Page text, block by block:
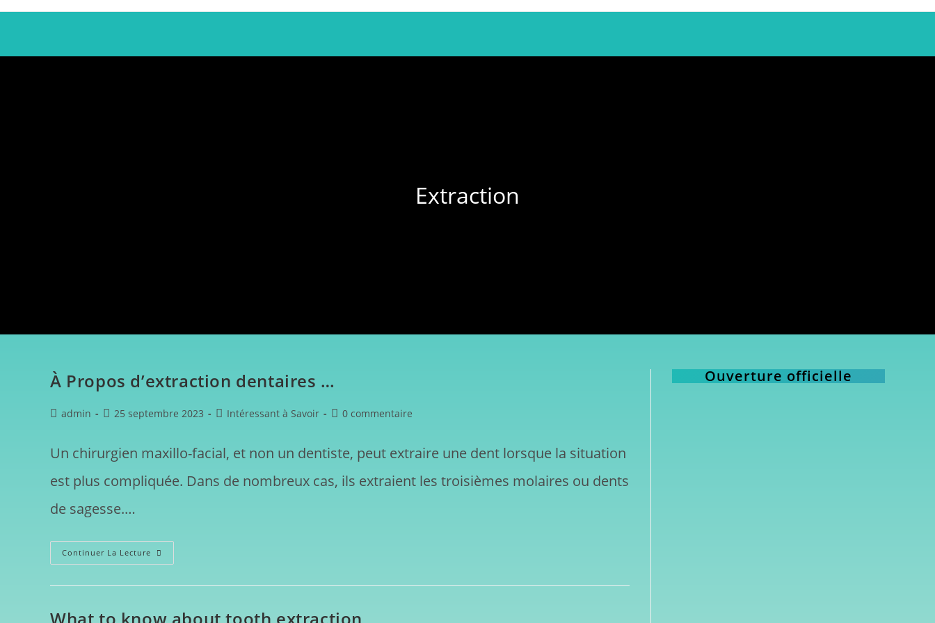
Extraction
À Propos d’extraction dentaires …
admin 25 septembre 2023 Intéressant à Savoir 0 commentaire
Un chirurgien maxillo-facial, et non un dentiste, peut extraire une dent lorsque la situation
est plus compliquée. Dans de nombreux cas, ils extraient les troisièmes molaires ou dents
de sagesse.…
Continuer La Lecture
Ouverture officielle